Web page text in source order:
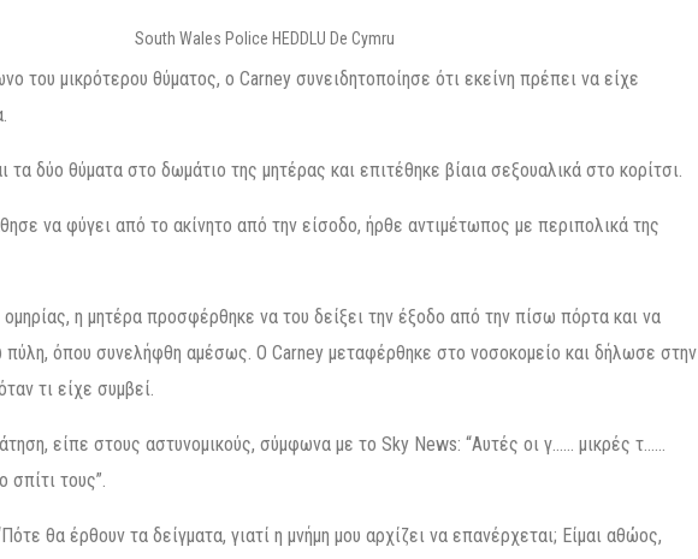
South Wales Police HEDDLU De Cymru
του μικρότερου θύματος, ο Carney συνειδητοποίησε ότι εκείνη πρέπει να είχε
τα δύο θύματα στο δωμάτιο της μητέρας και επιτέθηκε βίαια σεξουαλικά στο κορίτσι.
να φύγει από το ακίνητο από την είσοδο, ήρθε αντιμέτωπος με περιπολικά της
η μητέρα προσφέρθηκε να του δείξει την έξοδο από την πίσω πόρτα και να
πύλη, όπου συνελήφθη αμέσως. Ο Carney μεταφέρθηκε στο νοσοκομείο και δήλωσε στην
τι είχε συμβεί.
είπε στους αστυνομικούς, σύμφωνα με το Sky News: “Αυτές οι γ…… μικρές τ……
τους”.
θα έρθουν τα δείγματα, γιατί η μνήμη μου αρχίζει να επανέρχεται; Είμαι αθώος,